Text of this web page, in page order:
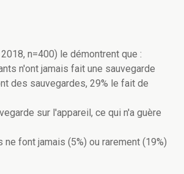
n=400) le démontrent que :
n'ont jamais fait une sauvegarde
des sauvegardes, 29% le fait de
sur l'appareil, ce qui n'a guère
font jamais (5%) ou rarement (19%)